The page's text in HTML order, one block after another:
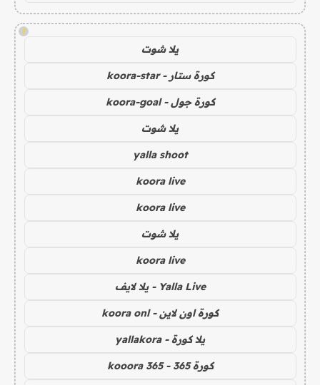
!
يلا شوت
كورة ستار - koora-star
كورة جول - koora-goal
يلا شوت
yalla shoot
koora live
koora live
يلا شوت
koora live
Yalla Live - يلا لايف
كورة اون لاين - koora onl
يلا كورة - yallakora
كورة 365 - kooora 365